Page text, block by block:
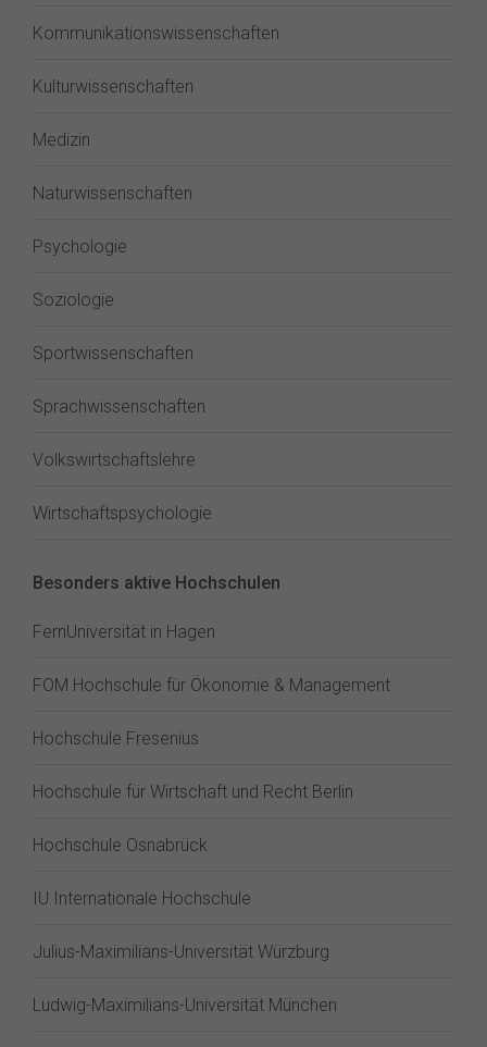
Kommunikationswissenschaften
Kulturwissenschaften
Medizin
Naturwissenschaften
Psychologie
Soziologie
Sportwissenschaften
Sprachwissenschaften
Volkswirtschaftslehre
Wirtschaftspsychologie
Besonders aktive Hochschulen
FernUniversität in Hagen
FOM Hochschule für Ökonomie & Management
Hochschule Fresenius
Hochschule für Wirtschaft und Recht Berlin
Hochschule Osnabrück
IU Internationale Hochschule
Julius-Maximilians-Universität Würzburg
Ludwig-Maximilians-Universität München